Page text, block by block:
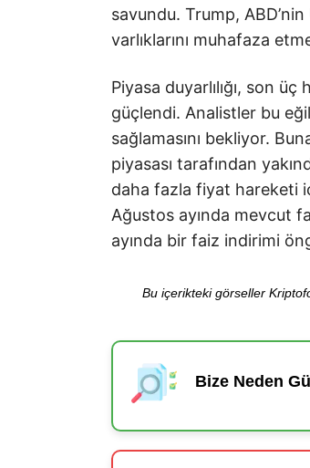
savundu. Trump,
varlıklarını muhafaza
Piyasa duyarlılığı, son
güçlendi. Analistler bu
sağlamasını bekliyor.
piyasası tarafından
daha fazla fiyat hareketi
Ağustos ayında mevcut
ayında bir faiz indirimi
Bu içerikteki görseller
Bize Neden